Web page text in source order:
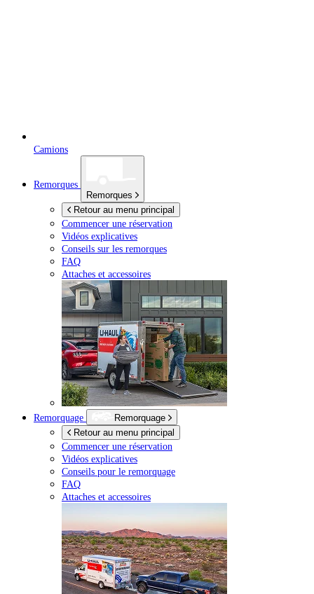
Camions
Remorques
Remorques
Retour au menu principal
Commencer une réservation
Vidéos explicatives
Conseils sur les remorques
FAQ
Attaches et accessoires
Remorquage
Remorquage
Retour au menu principal
Commencer une réservation
Vidéos explicatives
Conseils pour le remorquage
FAQ
Attaches et accessoires